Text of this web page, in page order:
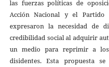
las fuerzas políticas de
Acción Nacional y el Partido
expresaron la necesidad de
credibilidad social al adquirir
un medio para reprimir a
disidentes. Esta propuesta